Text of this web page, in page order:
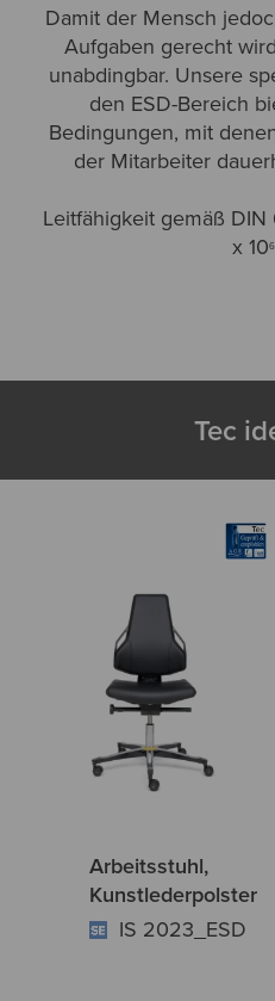
Damit der Mensch
Aufgaben gerecht
unabdingbar. Unsere
den ESD-Bereich
Bedingungen, mit
der Mitarbeiter
Leitfähigkeit gemäß DIN
x 106
Tec
Arbeitsstuhl,
Kunstlederpolster
IS 2023_ESD